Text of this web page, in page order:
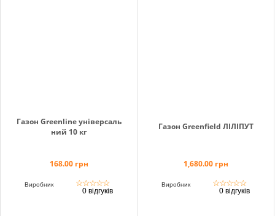
Газон Greenline універсаль
ний 10 кг
168.00 грн
Виробник ☆☆☆☆☆
0 відгуків
Газон Greenfield ЛІЛІПУТ
1,680.00 грн
Виробник ☆☆☆☆☆
0 відгуків